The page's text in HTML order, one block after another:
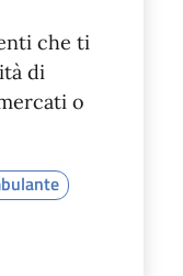
che ti
di
o